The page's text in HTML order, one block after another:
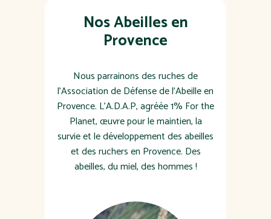
Nos Abeilles en
Provence
Nous parrainons des ruches de
l'Association de Défense de l'Abeille en
Provence. L'A.D.A.P, agréée 1% For the
Planet, œuvre pour le maintien, la
survie et le développement des abeilles
et des ruchers en Provence. Des
abeilles, du miel, des hommes !